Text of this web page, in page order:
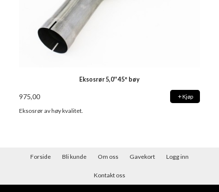
Eksosrør 5,0'' 45° bøy
975,00 Kjøp
Eksosrør av høy kvalitet.
Forside Bli kunde Om oss Gavekort Logg inn
Kontakt oss